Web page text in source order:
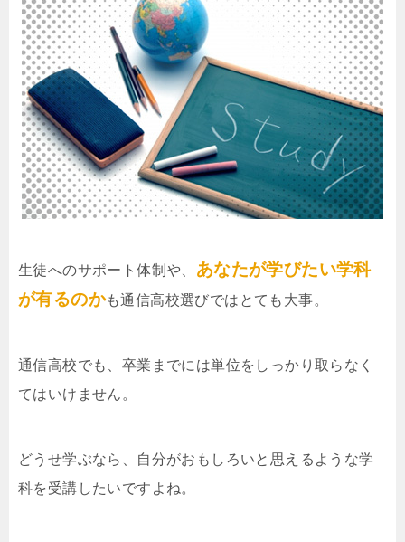
生徒へのサポート体制や、 あなたが学びたい学科
が有るのかも通信高校選びではとても大事。
通信高校でも、卒業までには単位をしっかり取らなく
てはいけません。
どうせ学ぶなら、自分がおもしろいと思えるような学
科を受講したいですよね。